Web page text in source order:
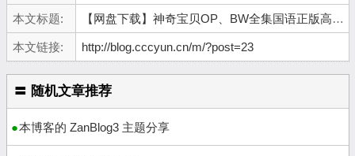
本文标题: 【网盘下载】神奇宝贝OP、BW全集国语正版高清下载
本文链接: http://blog.cccyun.cn/m/?post=23
〓 随机文章推荐
本博客的 ZanBlog3 主题分享